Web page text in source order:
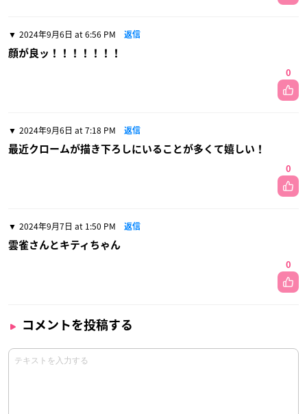
2024年9月6日 at 6:56 PM 返信
顔が良ッ！！！！！！！
0
2024年9月6日 at 7:18 PM 返信
最近クロームが描き下ろしにいることが多くて嬉しい！
0
2024年9月7日 at 1:50 PM 返信
雲雀さんとキティちゃん
0
コメントを投稿する